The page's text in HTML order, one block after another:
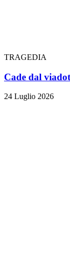
TRAGEDIA
Cade dal
24 Luglio 2026